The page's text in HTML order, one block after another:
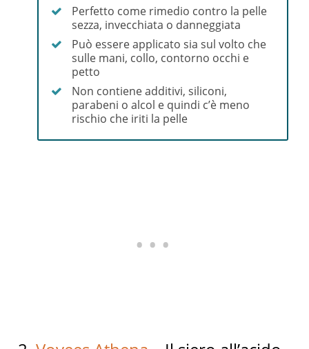
Perfetto come rimedio contro la pelle
sezza, invecchiata o danneggiata
Può essere applicato sia sul volto che
sulle mani, collo, contorno occhi e
petto
Non contiene additivi, siliconi,
parabeni o alcol e quindi c’è meno
rischio che iriti la pelle